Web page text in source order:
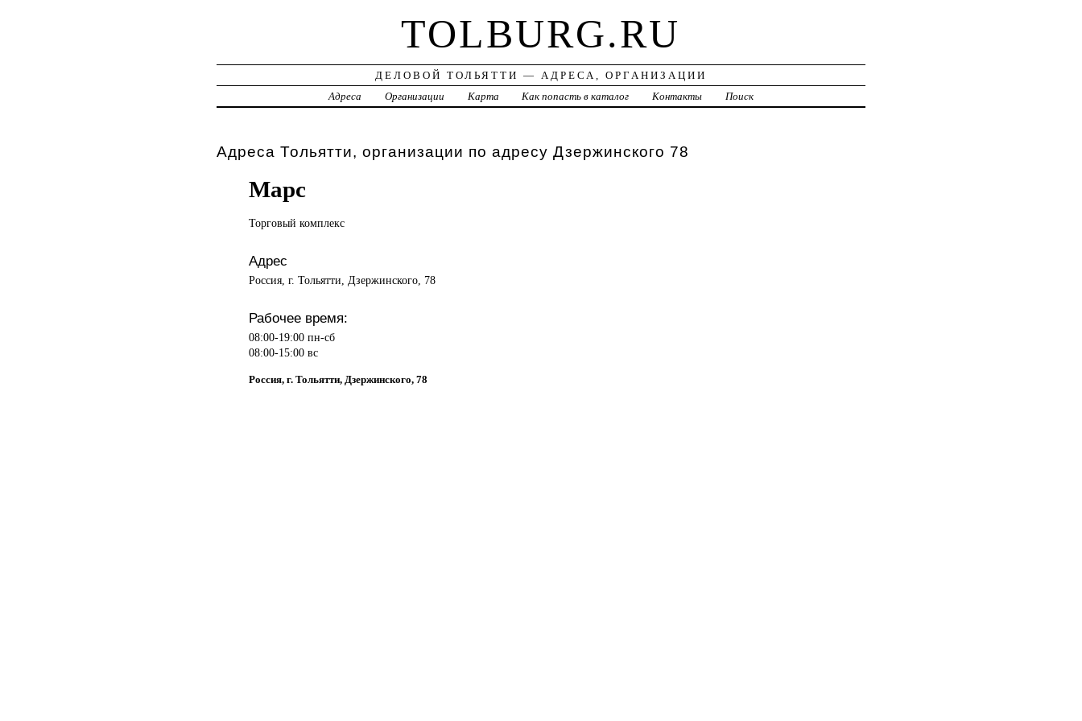
TOLBURG.RU
ДЕЛОВОЙ ТОЛЬЯТТИ — АДРЕСА, ОРГАНИЗАЦИИ
Адреса
Организации Карта Как попасть в каталог Контакты Поиск
Адреса Тольятти, организации по адресу Дзержинского 78
Марс
Торговый комплекс
Адрес
Россия, г. Тольятти, Дзержинского, 78
Рабочее время:
08:00-19:00 пн-сб
08:00-15:00 вс
Россия, г. Тольятти, Дзержинского, 78